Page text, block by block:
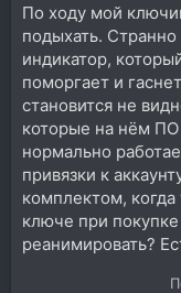
По ходу мой
подыхать.
индикатор,
поморгает и
становится не
которые на нём ПО
нормально
привязки к
комплектом,
ключе при
реанимировать?